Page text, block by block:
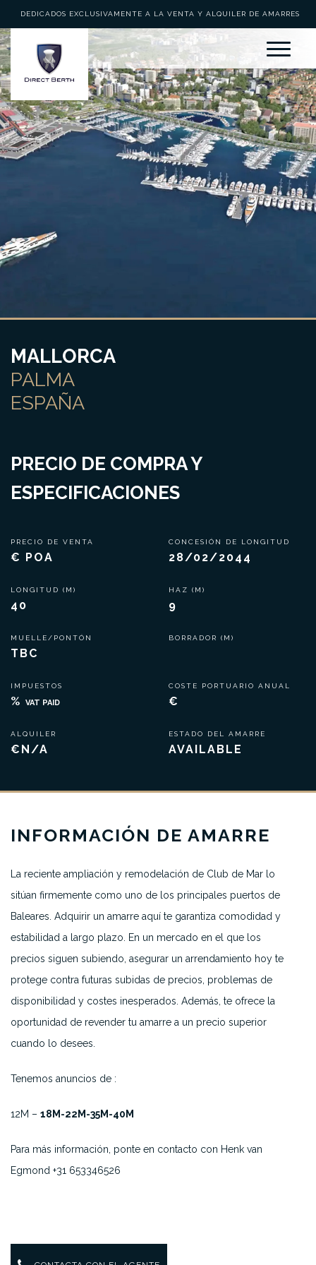
DEDICADOS EXCLUSIVAMENTE A LA VENTA Y ALQUILER DE AMARRES
MALLORCA
PALMA
ESPAÑA
PRECIO DE COMPRA Y
ESPECIFICACIONES
PRECIO DE VENTA
€ POA
LONGITUD (M)
40
MUELLE/PONTÓN
TBC
IMPUESTOS
% VAT PAID
ALQUILER
€N/A
CONCESIÓN DE LONGITUD
28/02/2044
HAZ (M)
9
BORRADOR (M)
COSTE PORTUARIO ANUAL
€
ESTADO DEL AMARRE
AVAILABLE
INFORMACIÓN DE AMARRE
La reciente ampliación y remodelación de Club de Mar lo
sitúan firmemente como uno de los principales puertos de
Baleares. Adquirir un amarre aquí te garantiza comodidad y
estabilidad a largo plazo. En un mercado en el que los
precios siguen subiendo, asegurar un arrendamiento hoy te
protege contra futuras subidas de precios, problemas de
disponibilidad y costes inesperados. Además, te ofrece la
oportunidad de revender tu amarre a un precio superior
cuando lo desees.
Tenemos anuncios de :
12M – 18M-22M-35M-40M
Para más información, ponte en contacto con Henk van
Egmond +31 653346526